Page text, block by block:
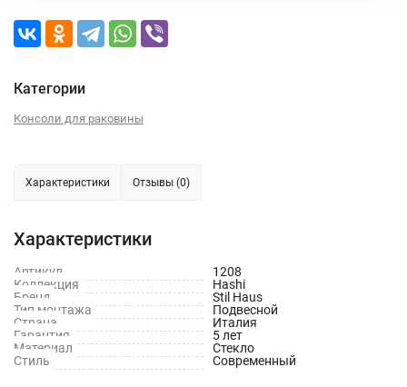
Категории
Консоли для раковины
Характеристики Отзывы (0)
Характеристики
Артикул
1208
Коллекция
Hashi
Бренд
Stil Haus
Тип монтажа
Подвесной
Страна
Италия
Гарантия
5 лет
Материал
Стекло
Стиль
Современный